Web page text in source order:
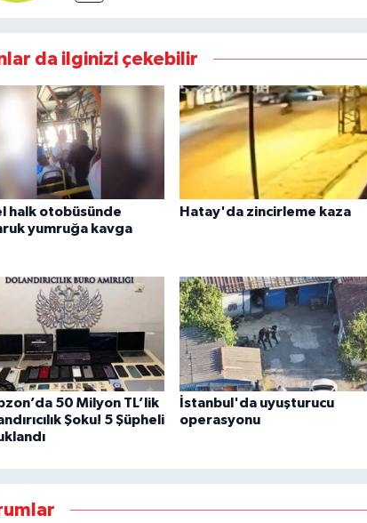
da ilginizi çekebilir
halk otobüsünde
yumruğa kavga
Hatay'da zincirleme kaza
50 Milyon TL’lik
Şoku! 5 Şüpheli
İstanbul'da uyuşturucu
operasyonu